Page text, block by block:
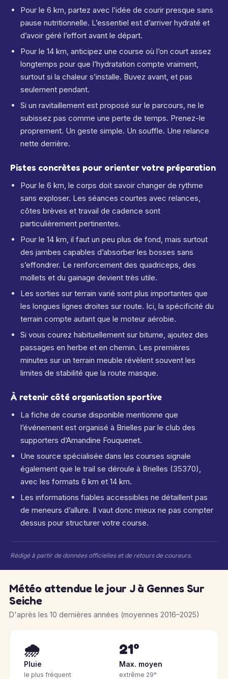
Pour le 6 km, partez avec l’idée de courir presque sans
pause nutritionnelle. L’essentiel est d’arriver hydraté et
d’avoir géré l’effort avant le départ.
Pour le 14 km, anticipez une course où l’on court assez
longtemps pour que l’hydratation compte vraiment,
surtout si la chaleur s’installe. Buvez avant, et pas
seulement pendant.
Si un ravitaillement est proposé sur le parcours, ne le
subissez pas comme une perte de temps. Prenez-le
proprement. Un geste simple. Un souffle. Une relance
nette derrière.
Pistes concrètes pour orienter votre préparation
Pour le 6 km, le corps doit savoir changer de rythme
sans exploser. Les séances courtes avec relances,
côtes brèves et travail de cadence sont
particulièrement pertinentes.
Pour le 14 km, il faut un peu plus de fond, mais surtout
des jambes capables d’absorber les bosses sans
s’effondrer. Le renforcement des quadriceps, des
mollets et du gainage devient très utile.
Les sorties sur terrain varié sont plus importantes que
les longues lignes droites sur route. Ici, la spécificité du
terrain compte autant que le moteur aérobie.
Si vous courez habituellement sur bitume, ajoutez des
passages en herbe et en chemin. Les premières
minutes sur un terrain meuble révèlent souvent les
limites de stabilité que la route masque.
À retenir côté organisation sportive
La fiche de course disponible mentionne que
l’événement est organisé à Brielles par le club des
supporters d’Amandine Fouquenet.
Une source spécialisée dans les courses signale
également que le trail se déroule à Brielles (35370),
avec les formats 6 km et 14 km.
Les informations fiables accessibles ne détaillent pas
de meneurs d’allure. Il vaut donc mieux ne pas compter
dessus pour structurer votre course.
Rédigé à partir de données officielles et de retours de coureurs.
Météo attendue le jour J à Gennes Sur
Seiche
D'après les 10 dernières années (moyennes 2016–2025)
🌧️
Pluie
le plus fréquent
21°
Max. moyen
extrême 29°